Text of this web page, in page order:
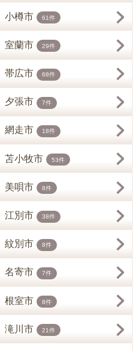
小樽市 61件
室蘭市 29件
帯広市 68件
夕張市 7件
網走市 18件
苫小牧市 53件
美唄市 8件
江別市 38件
紋別市 8件
名寄市 7件
根室市 8件
滝川市 21件